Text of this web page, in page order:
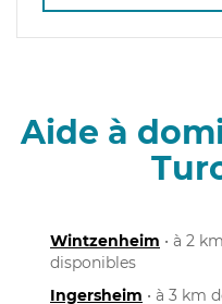
Aide à
Wintzenheim • à 2
disponibles
Ingersheim • à 3 km